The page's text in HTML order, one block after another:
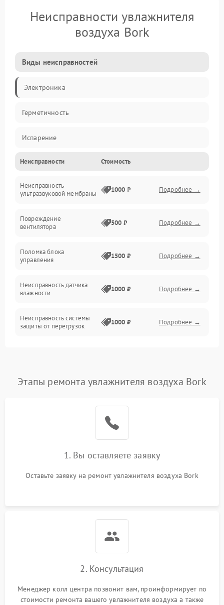
Неисправности увлажнителя
воздуха Bork
Виды неисправностей
Электроника
Герметичность
Испарение
Водяной тракт
Механические повреждения
Датчики
Неисправности Стоимость
Неисправность
ультразвуковой мембраны
1000 ₽ Подробнее →
Повреждение
вентилятора
500 ₽ Подробнее →
Поломка блока
управления
1500 ₽ Подробнее →
Неисправность датчика
влажности
1000 ₽ Подробнее →
Неисправность системы
защиты от перегрузок
1000 ₽ Подробнее →
1000 ₽
Повреждение системы
перенапряжения
1000 ₽
1300 ₽
Этапы ремонта увлажнителя воздуха Bork
1. Вы оставляете заявку
Оставьте заявку на ремонт увлажнителя воздуха Bork
2. Консультация
Менеджер колл центра позвонит вам, проинформирует по
стоимости ремонта вашего увлажнителя воздуха а также